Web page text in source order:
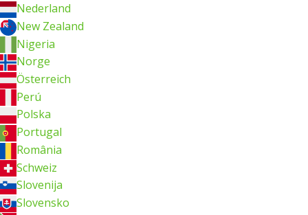
Nederland
New Zealand
Nigeria
Norge
Österreich
Perú
Polska
Portugal
România
Schweiz
Slovenija
Slovensko